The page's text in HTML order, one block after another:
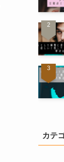
カテ